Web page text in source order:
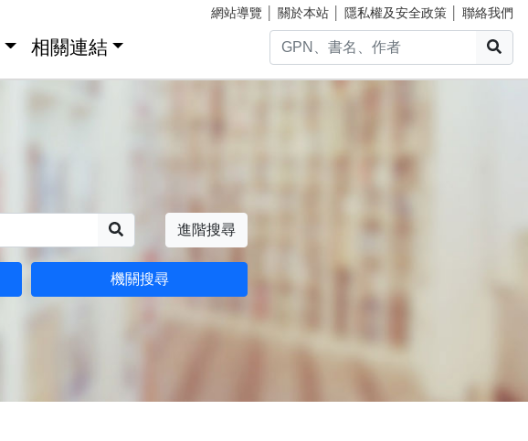
網站導覽 關於本站 隱私權及安全政策 聯絡我們
相關連結
進階搜尋
機關搜尋